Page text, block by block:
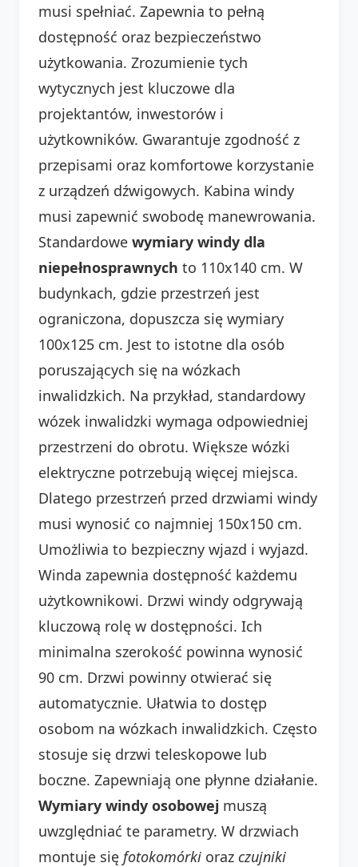
musi spełniać. Zapewnia to pełną
dostępność oraz bezpieczeństwo
użytkowania. Zrozumienie tych
wytycznych jest kluczowe dla
projektantów, inwestorów i
użytkowników. Gwarantuje zgodność z
przepisami oraz komfortowe korzystanie
z urządzeń dźwigowych. Kabina windy
musi zapewnić swobodę manewrowania.
Standardowe wymiary windy dla
niepełnosprawnych to 110x140 cm. W
budynkach, gdzie przestrzeń jest
ograniczona, dopuszcza się wymiary
100x125 cm. Jest to istotne dla osób
poruszających się na wózkach
inwalidzkich. Na przykład, standardowy
wózek inwalidzki wymaga odpowiedniej
przestrzeni do obrotu. Większe wózki
elektryczne potrzebują więcej miejsca.
Dlatego przestrzeń przed drzwiami windy
musi wynosić co najmniej 150x150 cm.
Umożliwia to bezpieczny wjazd i wyjazd.
Winda zapewnia dostępność każdemu
użytkownikowi. Drzwi windy odgrywają
kluczową rolę w dostępności. Ich
minimalna szerokość powinna wynosić
90 cm. Drzwi powinny otwierać się
automatycznie. Ułatwia to dostęp
osobom na wózkach inwalidzkich. Często
stosuje się drzwi teleskopowe lub
boczne. Zapewniają one płynne działanie.
Wymiary windy osobowej muszą
uwzględniać te parametry. W drzwiach
montuje się fotokomórki oraz czujniki